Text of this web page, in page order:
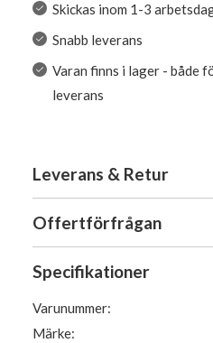
Skickas inom 1-3
Snabb leverans
Varan finns i lager - både
leverans
Leverans & Retur
Offertförfrågan
Specifikationer
Varunummer:
Märke: